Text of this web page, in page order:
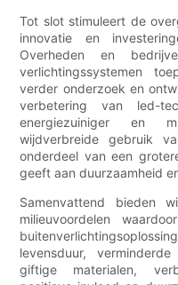
Tot slot stimuleert de
innovatie en
Overheden en
verlichtingssystemen
verder onderzoek en
verbetering van led-
energiezuiniger en
wijdverbreide gebruik
onderdeel van een
geeft aan duurzaamheid
Samenvattend bieden
milieuvoordelen
levensduur,
giftige materialen,